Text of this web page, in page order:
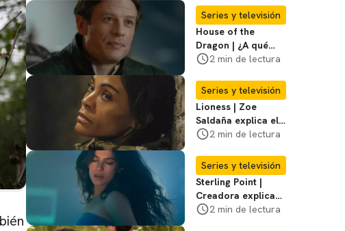
Series y televisión
House of the
Dragon | ¿A qué
hora estrena el
temporada?
2 min de lectura
Series y televisión
Lioness | Zoe
Saldaña explica el
violento secuestro
temporada 3
2 min de lectura
Series y televisión
Sterling Point |
Creadora explica
momentos clave del
2 min de lectura